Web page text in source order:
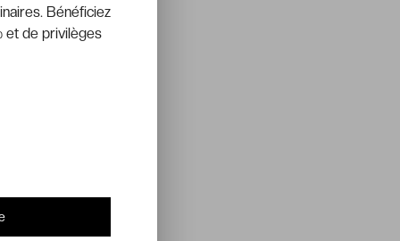
Bénéficiez
et de privilèges